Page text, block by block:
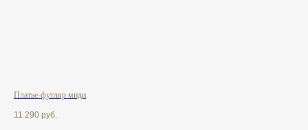
Платье-футляр миди
11 290 руб.